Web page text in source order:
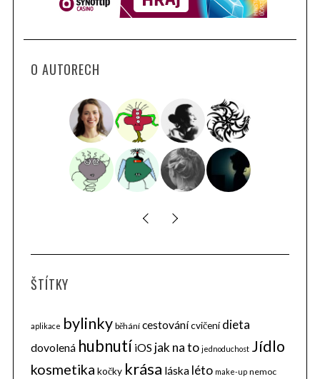
O AUTORECH
ŠTÍTKY
aplikace bylinky běhání cestovánícvičení dieta
dovolená hubnutí iOS jak na to jednoduchost Jídlo
kosmetika kočky krása láska léto make-up nemoc